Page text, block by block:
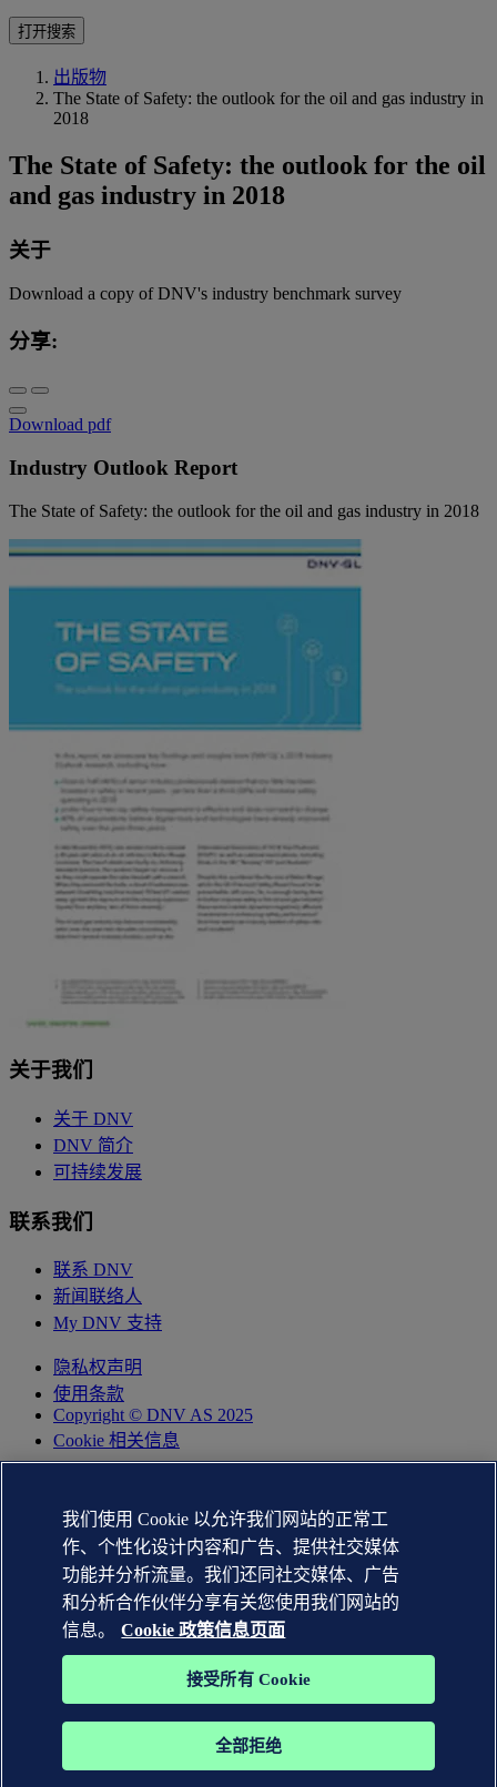
打开搜索
出版物
The State of Safety: the outlook for the oil and gas industry in
2018
The State of Safety: the outlook for the oil
and gas industry in 2018
关于
Download a copy of DNV's industry benchmark survey
分享:
Download pdf
Industry Outlook Report
The State of Safety: the outlook for the oil and gas industry in 2018
关于我们
关于 DNV
DNV 简介
可持续发展
联系我们
联系 DNV
新闻联络人
My DNV 支持
隐私权声明
使用条款
Copyright © DNV AS 2025
Cookie 相关信息
商标是 Det Norske Veritas 集团公司的财产。 版权所有。
我们使用 Cookie 以允许我们网站的正常工
作、个性化设计内容和广告、提供社交媒体
功能并分析流量。我们还同社交媒体、广告
和分析合作伙伴分享有关您使用我们网站的
信息。
Cookie 政策信息页面
接受所有 Cookie
全部拒绝